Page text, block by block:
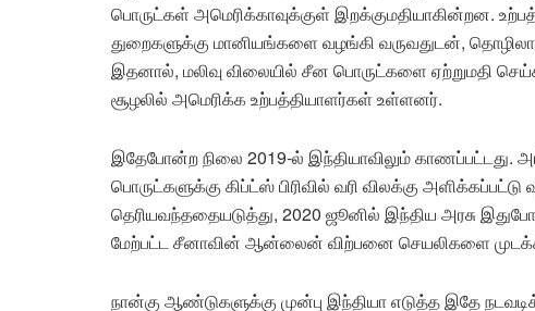
பொருட்கள் அமெரிக்காவுக்குள் இறக்குமதியாகின்றன.
துறைகளுக்கு மானியங்களை வழங்கி வருவதுடன்,
இதனால், மலிவு விலையில் சீன பொருட்களை ஏற்றுமதி
சூழலில் அமெரிக்க உற்பத்தியாளர்கள் உள்ளனர்.
இதேபோன்ற நிலை 2019-ல் இந்தியாவிலும் காணப்பட்டது.
பொருட்களுக்கு கிப்ட்ஸ் பிரிவில் வரி விலக்கு
தெரியவந்ததையடுத்து, 2020 ஜூனில் இந்திய அரசு
மேற்பட்ட சீனாவின் ஆன்லைன் விற்பனை செயலிகளை
நான்கு ஆண்டுகளுக்கு முன்பு இந்தியா எடுத்த இதே